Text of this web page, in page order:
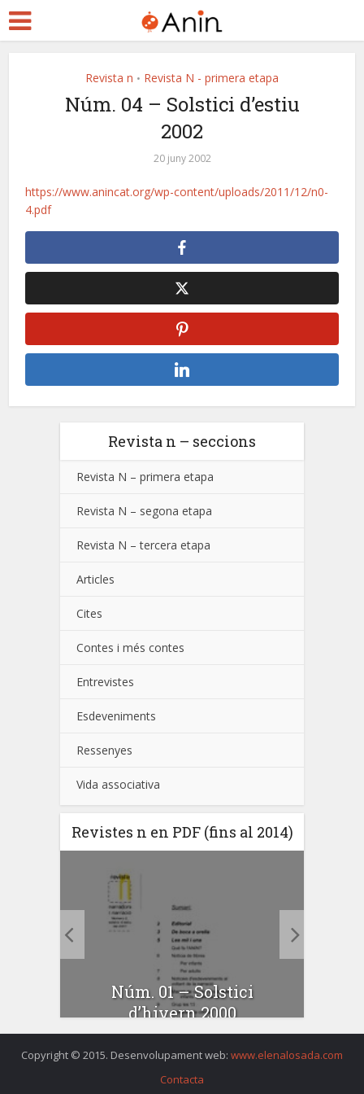
Revista n • Revista N - primera etapa
Núm. 04 – Solstici d’estiu
2002
20 juny 2002
https://www.anincat.org/wp-content/uploads/2011/12/n0-
4.pdf
Revista n – seccions
Revista N – primera etapa
Revista N – segona etapa
Revista N – tercera etapa
Articles
Cites
Contes i més contes
Entrevistes
Esdeveniments
Ressenyes
Vida associativa
Revistes n en PDF (fins al 2014)
Núm. 01 – Solstici
d’hivern 2000
Copyright © 2015. Desenvolupament web: www.elenalosada.com
Contacta